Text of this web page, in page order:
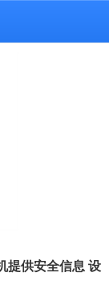
提供安全信息 设